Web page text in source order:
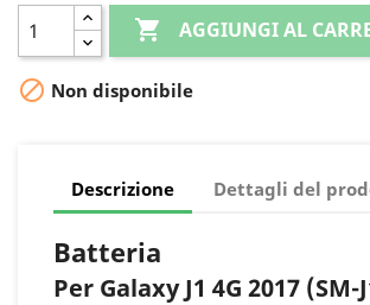
 AGGIUNGI AL
 Non disponibile
Descrizione Dettagli del
Batteria
Per Galaxy J1 4G 2017 (SM-